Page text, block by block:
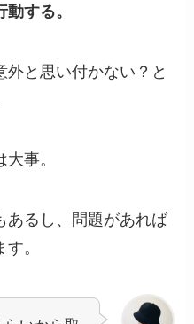
する。
外と思い付かない？と
事。
あるし、問題があれば
。